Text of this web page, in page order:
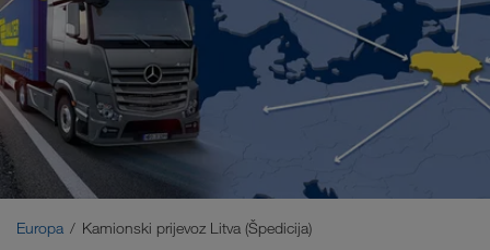
Srednja Azija
Rusija
Bliski Istok
Europa Kamionski prijevoz Litva (Špedicija)